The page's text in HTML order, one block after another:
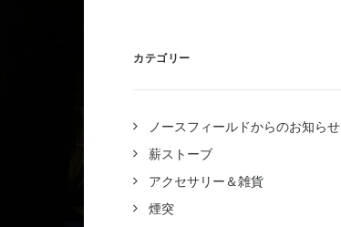
カテゴリー
ノースフィールドからのお知らせ
薪ストーブ
アクセサリー＆雑貨
煙突